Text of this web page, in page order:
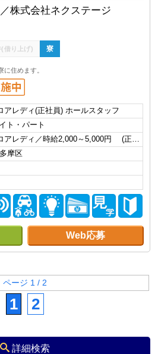
株式会社ネクステージ
(借り上げ) 寮
に住めます。
アレディ(正社員) ホールスタッフ
ト・パート
アレディ／時給2,000～5,000円 (正…
摩区
Web応募
ページ 1 / 2
1 2
詳細検索